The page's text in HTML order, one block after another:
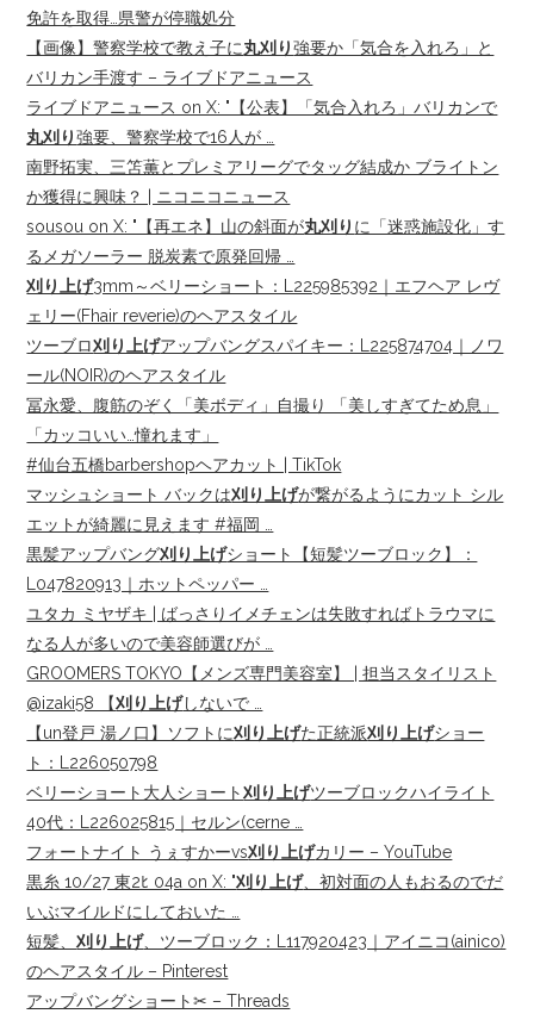
免許を取得…県警が停職処分
【画像】警察学校で教え子に丸刈り強要か「気合を入れろ」と
バリカン手渡す – ライブドアニュース
ライブドアニュース on X: "【公表】「気合入れろ」バリカンで
丸刈り強要、警察学校で16人が …
南野拓実、三笘薫とプレミアリーグでタッグ結成か ブライトン
か獲得に興味？ | ニコニコニュース
sousou on X: "【再エネ】山の斜面が丸刈り に「迷惑施設化」す
るメガソーラー 脱炭素で原発回帰 …
刈り上げ3mm～ベリーショート：L225985392｜エフヘア レヴ
ェリー(Fhair reverie)のヘアスタイル
ツーブロ刈り上げアップバングスパイキー：L225874704｜ノワ
ール(NOIR)のヘアスタイル
冨永愛、腹筋のぞく「美ボディ」自撮り 「美しすぎてため息」
「カッコいい…憧れます」
#仙台五橋barbershopヘアカット | TikTok
マッシュショート バックは刈り上げが繋がるようにカット シル
エットが綺麗に見えます #福岡 …
黒髪アップバング刈り上げショート【短髪ツーブロック】：
L047820913｜ホットペッパー …
ユタカ ミヤザキ | ばっさりイメチェンは失敗すればトラウマに
なる人が多いので美容師選びが …
GROOMERS TOKYO【メンズ専門美容室】 | 担当スタイリスト
@izaki58 【刈り上げしないで …
【un登戸 湯ノ口】ソフトに刈り上げた正統派刈り上げショー
ト：L226050798
ベリーショート大人ショート刈り上げツーブロックハイライト
40代：L226025815｜セルン(cerne …
フォートナイト うぇすかーvs刈り上げカリー – YouTube
黒糸 10/27 東2ﾋ 04a on X: "刈り上げ、初対面の人もおるのでだ
いぶマイルドにしておいた …
短髪、刈り上げ、ツーブロック：L117920423｜アイニコ(ainico)
のヘアスタイル – Pinterest
アップバングショート✂︎ – Threads